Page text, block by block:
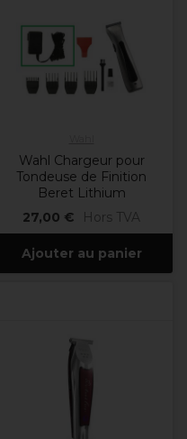
Wahl Chargeur pour
Tondeuse de Finition
Beret Lithium
27,00 €
Hors TVA
Ajouter au panier